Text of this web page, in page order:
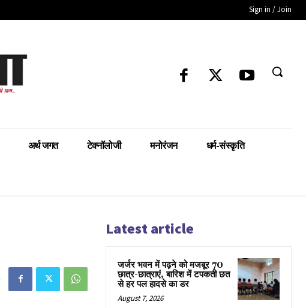
Sign in / Join
अर्थ जगत टेक्नॉलोजी मनोरंजन धर्म-संस्कृति
Latest article
जर्जर भवन में पढ़ने को मजबूर 70
छात्र-छात्राएं, बारिश में टपकती छत
से हर पल हादसे का डर
August 7, 2026